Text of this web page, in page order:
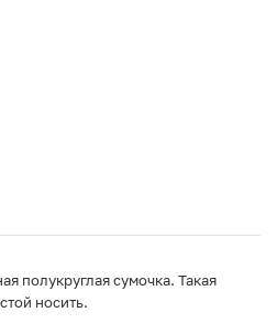
полукруглая сумочка. Такая
носить.